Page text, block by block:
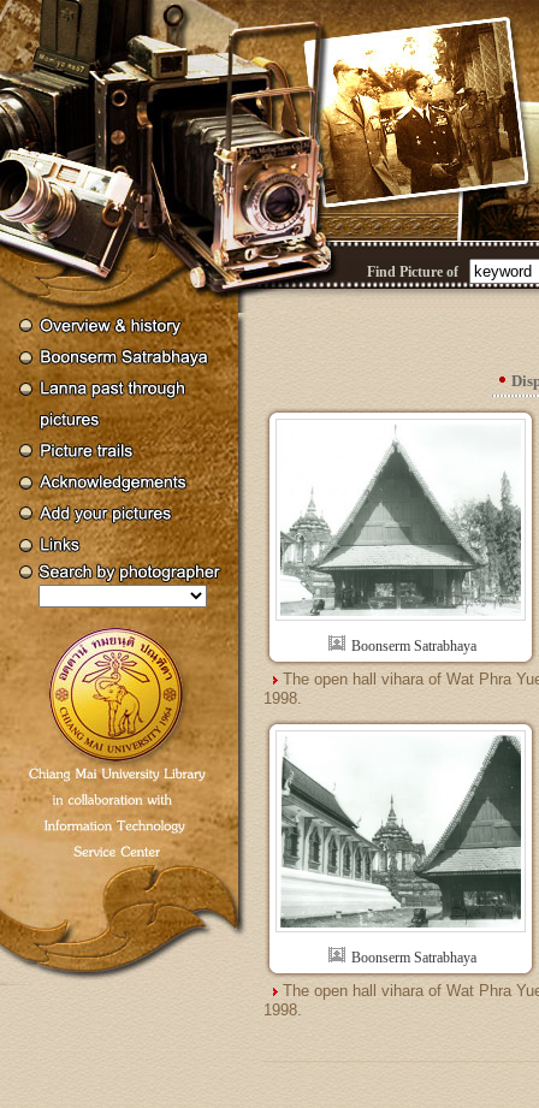
Find Picture of
Boonserm Satrabhaya
The open hall vihara of Wat Phra
1998.
Boonserm Satrabhaya
The open hall vihara of Wat Phra
1998.